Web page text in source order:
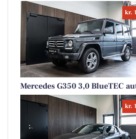
kr.
Mercedes G350 3,0 BlueTEC
kr.